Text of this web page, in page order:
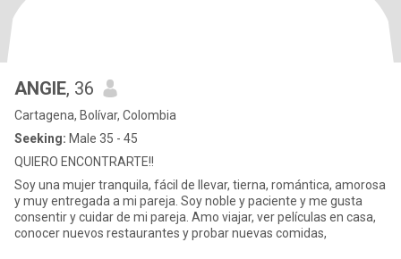
ANGIE, 36
Cartagena, Bolívar, Colombia
Seeking: Male 35 - 45
QUIERO ENCONTRARTE!!
Soy una mujer tranquila, fácil de llevar, tierna, romántica, amorosa
y muy entregada a mi pareja. Soy noble y paciente y me gusta
consentir y cuidar de mi pareja. Amo viajar, ver películas en casa,
conocer nuevos restaurantes y probar nuevas comidas,